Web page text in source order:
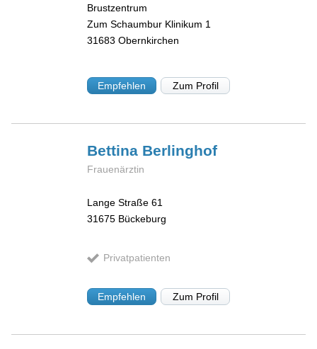
Brustzentrum
Zum Schaumbur Klinikum 1
31683 Obernkirchen
Empfehlen Zum Profil
Bettina Berlinghof
Frauenärztin
Lange Straße 61
31675 Bückeburg
Privatpatienten
Empfehlen Zum Profil